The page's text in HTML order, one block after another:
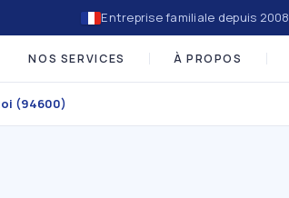
Entreprise familiale depuis 2008
NOS SERVICES À PROPOS
(94600)